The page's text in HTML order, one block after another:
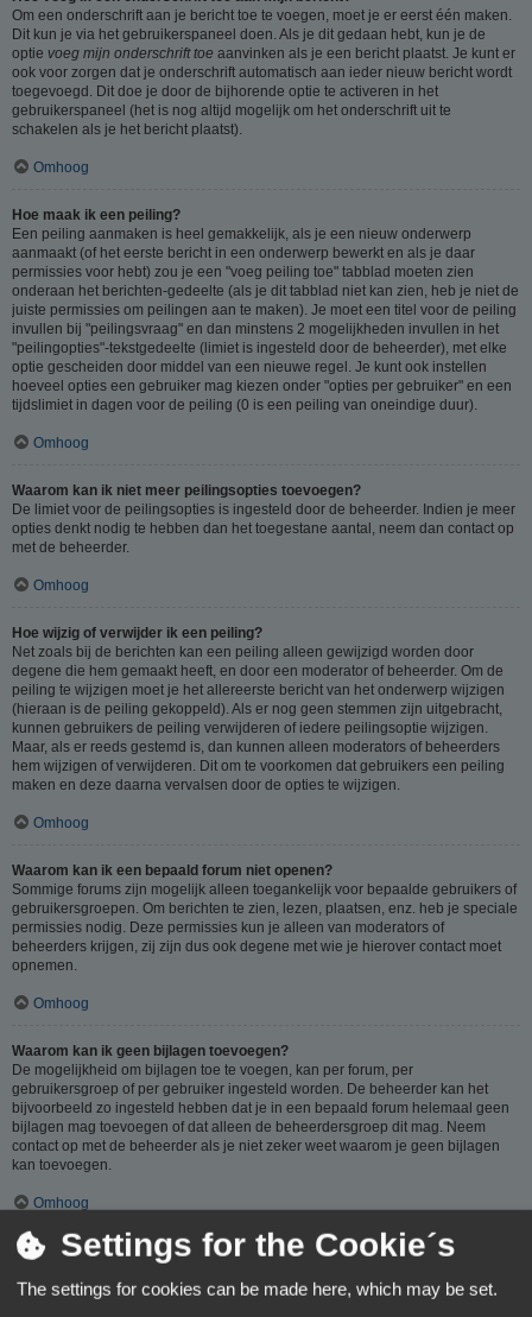
Om een onderschrift aan je bericht toe te voegen, moet je er eerst één maken.
Dit kun je via het gebruikerspaneel doen. Als je dit gedaan hebt, kun je de
optie voeg mijn onderschrift toe aanvinken als je een bericht plaatst. Je kunt er
ook voor zorgen dat je onderschrift automatisch aan ieder nieuw bericht wordt
toegevoegd. Dit doe je door de bijhorende optie te activeren in het
gebruikerspaneel (het is nog altijd mogelijk om het onderschrift uit te
schakelen als je het bericht plaatst).
Omhoog
Hoe maak ik een peiling?
Een peiling aanmaken is heel gemakkelijk, als je een nieuw onderwerp
aanmaakt (of het eerste bericht in een onderwerp bewerkt en als je daar
permissies voor hebt) zou je een "voeg peiling toe" tabblad moeten zien
onderaan het berichten-gedeelte (als je dit tabblad niet kan zien, heb je niet de
juiste permissies om peilingen aan te maken). Je moet een titel voor de peiling
invullen bij "peilingsvraag" en dan minstens 2 mogelijkheden invullen in het
"peilingopties"-tekstgedeelte (limiet is ingesteld door de beheerder), met elke
optie gescheiden door middel van een nieuwe regel. Je kunt ook instellen
hoeveel opties een gebruiker mag kiezen onder "opties per gebruiker" en een
tijdslimiet in dagen voor de peiling (0 is een peiling van oneindige duur).
Omhoog
Waarom kan ik niet meer peilingsopties toevoegen?
De limiet voor de peilingsopties is ingesteld door de beheerder. Indien je meer
opties denkt nodig te hebben dan het toegestane aantal, neem dan contact op
met de beheerder.
Omhoog
Hoe wijzig of verwijder ik een peiling?
Net zoals bij de berichten kan een peiling alleen gewijzigd worden door
degene die hem gemaakt heeft, en door een moderator of beheerder. Om de
peiling te wijzigen moet je het allereerste bericht van het onderwerp wijzigen
(hieraan is de peiling gekoppeld). Als er nog geen stemmen zijn uitgebracht,
kunnen gebruikers de peiling verwijderen of iedere peilingsoptie wijzigen.
Maar, als er reeds gestemd is, dan kunnen alleen moderators of beheerders
hem wijzigen of verwijderen. Dit om te voorkomen dat gebruikers een peiling
maken en deze daarna vervalsen door de opties te wijzigen.
Omhoog
Waarom kan ik een bepaald forum niet openen?
Sommige forums zijn mogelijk alleen toegankelijk voor bepaalde gebruikers of
gebruikersgroepen. Om berichten te zien, lezen, plaatsen, enz. heb je speciale
permissies nodig. Deze permissies kun je alleen van moderators of
beheerders krijgen, zij zijn dus ook degene met wie je hierover contact moet
opnemen.
Omhoog
Waarom kan ik geen bijlagen toevoegen?
De mogelijkheid om bijlagen toe te voegen, kan per forum, per
gebruikersgroep of per gebruiker ingesteld worden. De beheerder kan het
bijvoorbeeld zo ingesteld hebben dat je in een bepaald forum helemaal geen
bijlagen mag toevoegen of dat alleen de beheerdersgroep dit mag. Neem
contact op met de beheerder als je niet zeker weet waarom je geen bijlagen
kan toevoegen.
Omhoog
Waarom ontving ik een waarschuwing?
Op ieder forum gelden specifieke regels, als je één van deze regels (volgens
de beheerder) overtreedt, kun je een waarschuwing ontvangen. Het sturen van
Settings for the Cookie´s
The settings for cookies can be made here, which may be set.